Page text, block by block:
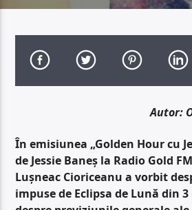
Autor:
În emisiunea „Golden Hour cu
de Jessie Baneș la Radio Gold
Lușneac Cioriceanu a vorbit
impuse de Eclipsa de Lună din